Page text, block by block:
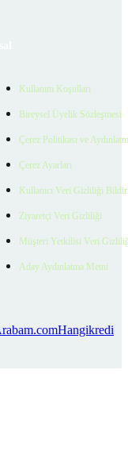
Kullanım Koşulları
Bireysel Üyelik Sözleşmesi
Çerez Politikası ve
Çerez Ayarları
Kullanıcı Veri Gizliliği
Ziyaretçi Veri Gizliliği
Müşteri Yetkilisi Veri
Aday Aydınlatma Metni
Hangikredi